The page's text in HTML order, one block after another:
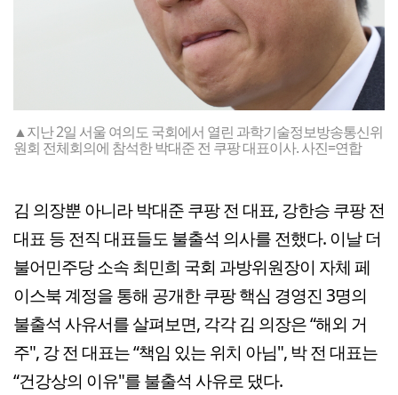
▲지난 2일 서울 여의도 국회에서 열린 과학기술정보방송통신위
원회 전체회의에 참석한 박대준 전 쿠팡 대표이사. 사진=연합
김 의장뿐 아니라 박대준 쿠팡 전 대표, 강한승 쿠팡 전
대표 등 전직 대표들도 불출석 의사를 전했다. 이날 더
불어민주당 소속 최민희 국회 과방위원장이 자체 페
이스북 계정을 통해 공개한 쿠팡 핵심 경영진 3명의
불출석 사유서를 살펴보면, 각각 김 의장은 “해외 거
주", 강 전 대표는 “책임 있는 위치 아님", 박 전 대표는
“건강상의 이유"를 불출석 사유로 댔다.